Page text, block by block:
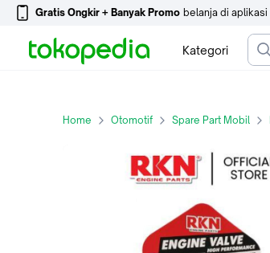
Gratis Ongkir + Banyak Promo belanja di aplikasi
Kategori
Home Otomotif Spare Part Mobil